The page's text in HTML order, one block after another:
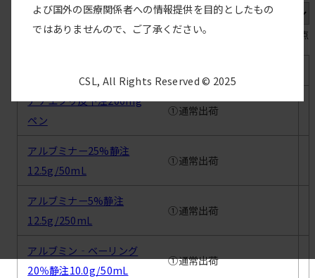
2026年07月31日時点
アナエブリ皮下注200mg
ペン
①通常出荷
アルブミナー25%静注
12.5g/50mL
①通常出荷
アルブミナー5%静注
12.5g/250mL
①通常出荷
アルブミン‐ベーリング
20％静注10.0g/50mL
①通常出荷
よび国外の医療関係者への情報提供を目的としたもの
ではありませんので、ご了承ください。
CSL, All Rights Reserved © 2025